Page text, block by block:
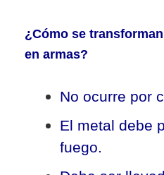
¿Cómo se
en armas?
No ocurre por
El metal debe
fuego.